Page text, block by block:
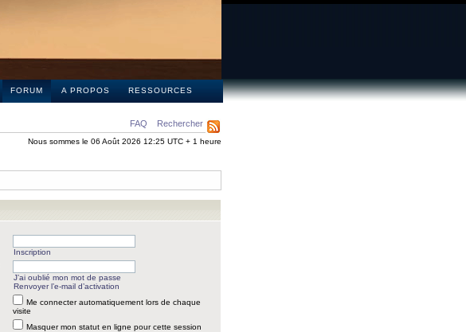
FORUM A PROPOS RESSOURCES
FAQ Rechercher
Nous sommes le 06 Août 2026 12:25 UTC + 1 heure
Inscription
J’ai oublié mon mot de passe
Renvoyer l’e-mail d’activation
Me connecter automatiquement lors de chaque
visite
Masquer mon statut en ligne pour cette session